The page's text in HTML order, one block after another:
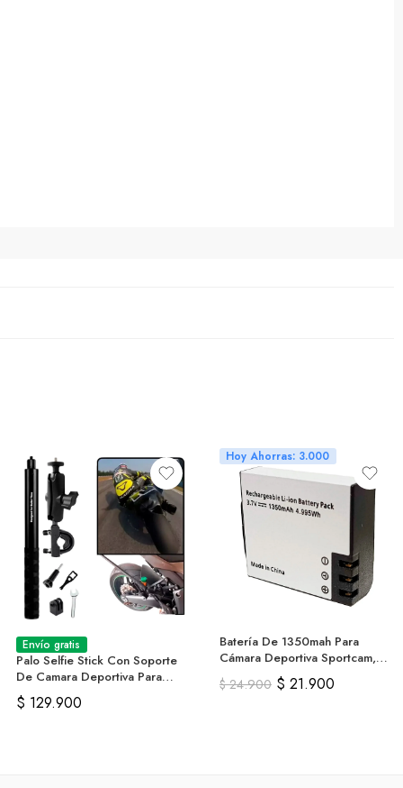
Envío gratis
Palo Selfie Stick Con Soporte
De Camara Deportiva Para
Moto
$ 129.900
Hoy Ahorras: 3.000
Batería De 1350mah Para
Cámara Deportiva Sportcam,
Sjcam, 4k
$24.900 $ 21.900